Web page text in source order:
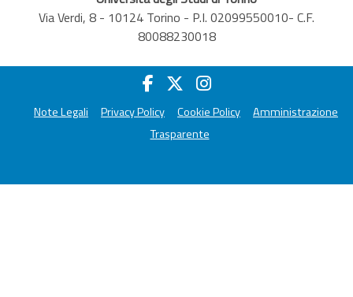
Via Verdi, 8 - 10124 Torino - P.I. 02099550010- C.F.
80088230018
Note Legali Privacy Policy Cookie Policy
Amministrazione
Trasparente